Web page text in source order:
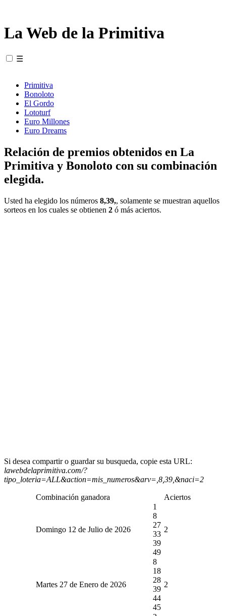
La Web de la Primitiva
☰
Primitiva
Bonoloto
El Gordo
Lototurf
Euro Millones
Euro Dreams
Relación de premios obtenidos en La
Primitiva y Bonoloto con su combinación
elegida.
Usted ha elegido los números 8,39,, solamente se muestran aquellos
sorteos en los cuales se obtienen 2 ó más aciertos.
Si desea compartir o guardar su busqueda, copie esta URL:
lawebdelaprimitiva.com/?
tipo_loteria=ALL&action=mis_numeros&arv=,8,39,&naci=2
Combinación ganadora Aciertos
Domingo 12 de Julio de 2026
1
8
27
33
39
49
2
Martes 27 de Enero de 2026
8
18
28
39
44
45
2